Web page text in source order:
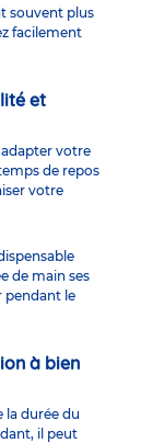
souvent plus
facilement
et
votre
de repos
votre
de main ses
pendant le
à bien
la durée du
il peut